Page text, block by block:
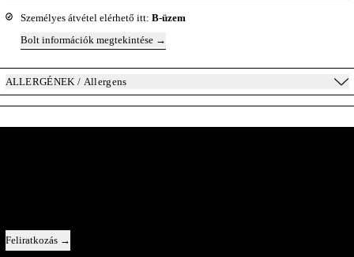
Személyes átvétel elérhető itt: B-üzem
Bolt információk megtekintése
ALLERGÉNEK / Allergens
Feliratkozás